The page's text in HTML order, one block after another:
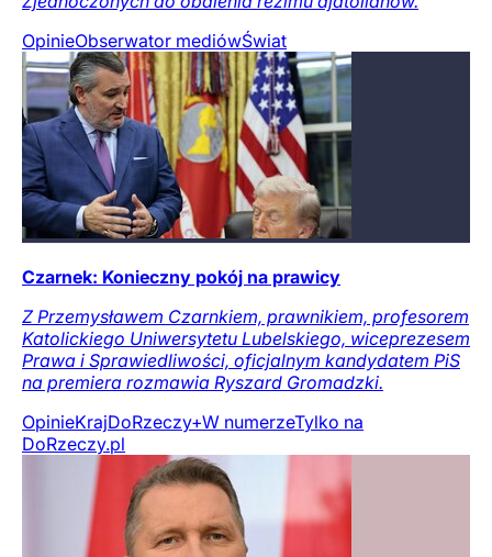
OpinieObserwator mediówŚwiat
Czarnek: Konieczny pokój na prawicy
Z Przemysławem Czarnkiem, prawnikiem, profesorem
Katolickiego Uniwersytetu Lubelskiego, wiceprezesem
Prawa i Sprawiedliwości, oficjalnym kandydatem PiS
na premiera rozmawia Ryszard Gromadzki.
OpinieKrajDoRzeczy+W numerzeTylko na
DoRzeczy.pl